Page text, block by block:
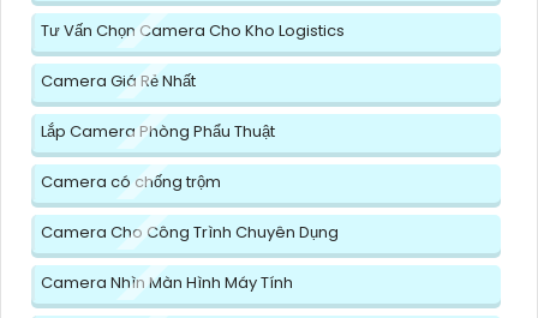
Tư Vấn Chọn Camera Cho Kho Logistics
Camera Giá Rẻ Nhất
Lắp Camera Phòng Phẩu Thuật
Camera có chống trộm
Camera Cho Công Trình Chuyên Dụng
Camera Nhìn Màn Hình Máy Tính